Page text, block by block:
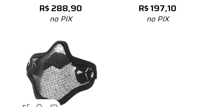
R$288,90
no PIX
R$197,10
no PIX